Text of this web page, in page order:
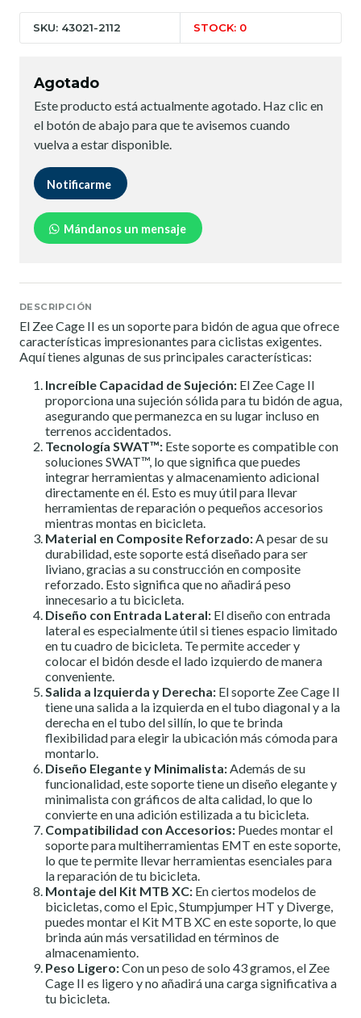
SKU: 43021-2112 STOCK: 0
Agotado
Este producto está actualmente agotado. Haz clic en
el botón de abajo para que te avisemos cuando
vuelva a estar disponible.
Notificarme
Mándanos un mensaje
DESCRIPCIÓN
El Zee Cage II es un soporte para bidón de agua que ofrece
características impresionantes para ciclistas exigentes.
Aquí tienes algunas de sus principales características:
Increíble Capacidad de Sujeción: El Zee Cage II
proporciona una sujeción sólida para tu bidón de agua,
asegurando que permanezca en su lugar incluso en
terrenos accidentados.
Tecnología SWAT™: Este soporte es compatible con
soluciones SWAT™, lo que significa que puedes
integrar herramientas y almacenamiento adicional
directamente en él. Esto es muy útil para llevar
herramientas de reparación o pequeños accesorios
mientras montas en bicicleta.
Material en Composite Reforzado:A pesar de su
durabilidad, este soporte está diseñado para ser
liviano, gracias a su construcción en composite
reforzado. Esto significa que no añadirá peso
innecesario a tu bicicleta.
Diseño con Entrada Lateral: El diseño con entrada
lateral es especialmente útil si tienes espacio limitado
en tu cuadro de bicicleta. Te permite acceder y
colocar el bidón desde el lado izquierdo de manera
conveniente.
Salida a Izquierda y Derecha: El soporte Zee Cage II
tiene una salida a la izquierda en el tubo diagonal y a la
derecha en el tubo del sillín, lo que te brinda
flexibilidad para elegir la ubicación más cómoda para
montarlo.
Diseño Elegante y Minimalista:Además de su
funcionalidad, este soporte tiene un diseño elegante y
minimalista con gráficos de alta calidad, lo que lo
convierte en una adición estilizada a tu bicicleta.
Compatibilidad con Accesorios: Puedes montar el
soporte para multiherramientas EMT en este soporte,
lo que te permite llevar herramientas esenciales para
la reparación de tu bicicleta.
Montaje del Kit MTB XC: En ciertos modelos de
bicicletas, como el Epic, Stumpjumper HT y Diverge,
puedes montar el Kit MTB XC en este soporte, lo que
brinda aún más versatilidad en términos de
almacenamiento.
Peso Ligero:Con un peso de solo 43 gramos, el Zee
Cage II es ligero y no añadirá una carga significativa a
tu bicicleta.